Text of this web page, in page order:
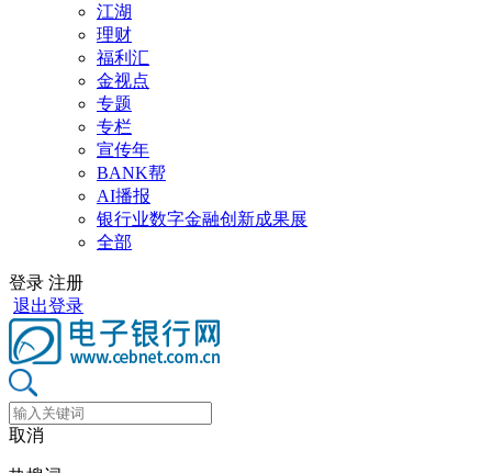
江湖
理财
福利汇
金视点
专题
专栏
宣传年
BANK帮
AI播报
银行业数字金融创新成果展
全部
登录 注册
退出登录
取消